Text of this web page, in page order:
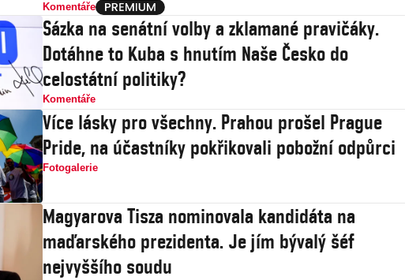
Komentáře
Sázka na senátní volby a zklamané pravičáky.
Dotáhne to Kuba s hnutím Naše Česko do
celostátní politiky?
Komentáře
Více lásky pro všechny. Prahou prošel Prague
Pride, na účastníky pokřikovali pobožní odpůrci
Fotogalerie
Magyarova Tisza nominovala kandidáta na
maďarského prezidenta. Je jím bývalý šéf
nejvyššího soudu